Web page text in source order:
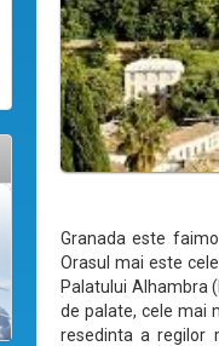
Granada este
Orasul mai este
Palatului Alhambra
de palate, cele mai
resedinta a regilor